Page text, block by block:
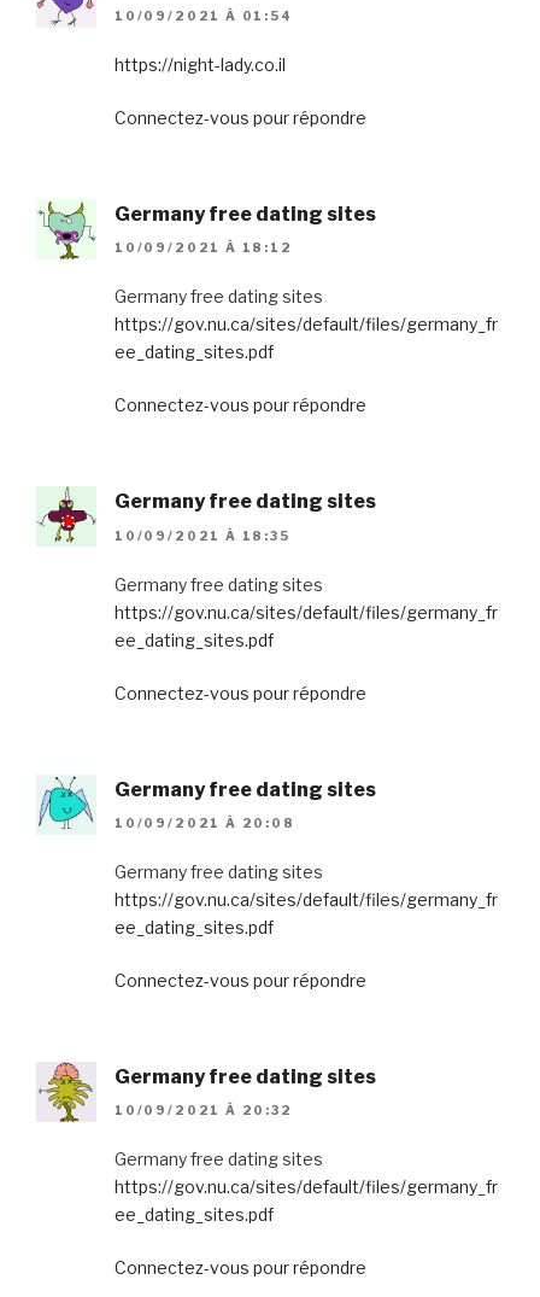
10/09/2021 À 01:54
https://night-lady.co.il
Connectez-vous pour répondre
Germany free dating sites
10/09/2021 À 18:12
Germany free dating sites
https://gov.nu.ca/sites/default/files/germany_fr
ee_dating_sites.pdf
Connectez-vous pour répondre
Germany free dating sites
10/09/2021 À 18:35
Germany free dating sites
https://gov.nu.ca/sites/default/files/germany_fr
ee_dating_sites.pdf
Connectez-vous pour répondre
Germany free dating sites
10/09/2021 À 20:08
Germany free dating sites
https://gov.nu.ca/sites/default/files/germany_fr
ee_dating_sites.pdf
Connectez-vous pour répondre
Germany free dating sites
10/09/2021 À 20:32
Germany free dating sites
https://gov.nu.ca/sites/default/files/germany_fr
ee_dating_sites.pdf
Connectez-vous pour répondre